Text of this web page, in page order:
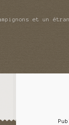
et un